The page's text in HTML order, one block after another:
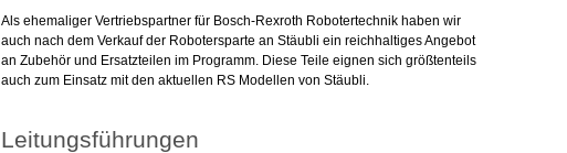
Als ehemaliger Vertriebspartner für Bosch-Rexroth Robotertechnik haben wir
auch nach dem Verkauf der Robotersparte an Stäubli ein reichhaltiges Angebot
an Zubehör und Ersatzteilen im Programm. Diese Teile eignen sich größtenteils
auch zum Einsatz mit den aktuellen RS Modellen von Stäubli.
Leitungsführungen